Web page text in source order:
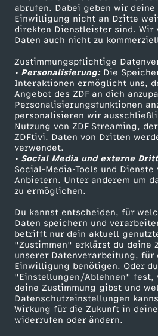
abrufen. Dabei geben wir deine
Einwilligung nicht an Dritte
direkten Dienstleister sind. Wir
Daten auch nicht zu
Zustimmungspflichtige
• Personalisierung:Die
Interaktionen ermöglicht uns,
Angebot des ZDF an dich
Personalisierungsfunktionen
personalisieren wir
Nutzung von ZDF Streaming,
ZDFtivi. Daten von Dritten
verwendet.
• Social Media und externe
Social-Media-Tools und Dienste
Anbietern. Unter anderem um
zu ermöglichen.
Du kannst entscheiden, für
Daten speichern und
betrifft nur dein aktuell
"Zustimmen" erklärst du deine
unserer Datenverarbeitung, für
Einwilligung benötigen. Oder
"Einstellungen/Ablehnen" fest,
deine Zustimmung gibst und
Datenschutzeinstellungen
Wirkung für die Zukunft in
widerrufen oder ändern.
ZDF-Apps
Smart TV
ZDFtext
Livestreams
Sendungen A-Z
TV-Programm
Hilfe
ZDF Unternehmen
Karriere
ZDF goes Schule
Werbefernsehen
Mainzelmännchen